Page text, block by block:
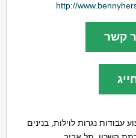
http://
קשר
עבודות נגרות לוילות, בנינים